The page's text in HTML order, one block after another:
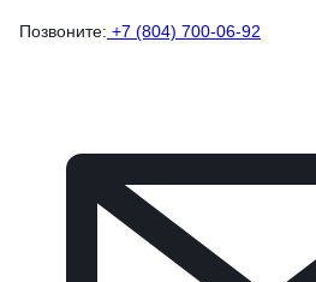
Позвоните: +7 (804) 700-06-92